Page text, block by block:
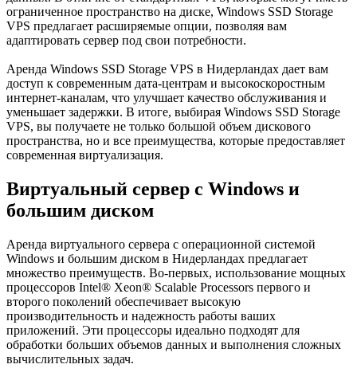
ограниченное пространство на диске, Windows SSD Storage
VPS предлагает расширяемые опции, позволяя вам
адаптировать сервер под свои потребности.
Аренда Windows SSD Storage VPS в Нидерландах дает вам
доступ к современным дата-центрам и высокоскоростным
интернет-каналам, что улучшает качество обслуживания и
уменьшает задержки. В итоге, выбирая Windows SSD Storage
VPS, вы получаете не только большой объем дискового
пространства, но и все преимущества, которые предоставляет
современная виртуализация.
Виртуальный сервер с Windows и
большим диском
Аренда виртуального сервера с операционной системой
Windows и большим диском в Нидерландах предлагает
множество преимуществ. Во-первых, использование мощных
процессоров Intel® Xeon® Scalable Processors первого и
второго поколений обеспечивает высокую
производительность и надежность работы ваших
приложений. Эти процессоры идеально подходят для
обработки больших объемов данных и выполнения сложных
вычислительных задач.